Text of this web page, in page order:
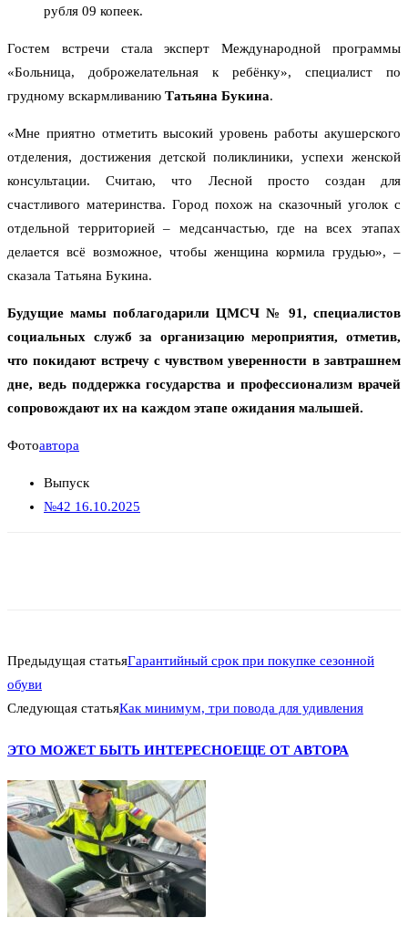
рубля 09 копеек.
Гостем встречи стала эксперт Международной программы
«Больница, доброжелательная к ребёнку», специалист по
грудному вскармливанию Татьяна Букина.
«Мне приятно отметить высокий уровень работы акушерского
отделения, достижения детской поликлиники, успехи женской
консультации. Считаю, что Лесной просто создан для
счастливого материнства. Город похож на сказочный уголок с
отдельной территорией – медсанчастью, где на всех этапах
делается всё возможное, чтобы женщина кормила грудью», –
сказала Татьяна Букина.
Будущие мамы поблагодарили ЦМСЧ № 91, специалистов
социальных служб за организацию мероприятия, отметив,
что покидают встречу с чувством уверенности в завтрашнем
дне, ведь поддержка государства и профессионализм врачей
сопровождают их на каждом этапе ожидания малышей.
Фотоавтора
Выпуск
№42 16.10.2025
Предыдущая статьяГарантийный срок при покупке сезонной
обуви
Следующая статьяКак минимум, три повода для удивления
ЭТО МОЖЕТ БЫТЬ ИНТЕРЕСНОЕЩЕ ОТ АВТОРА